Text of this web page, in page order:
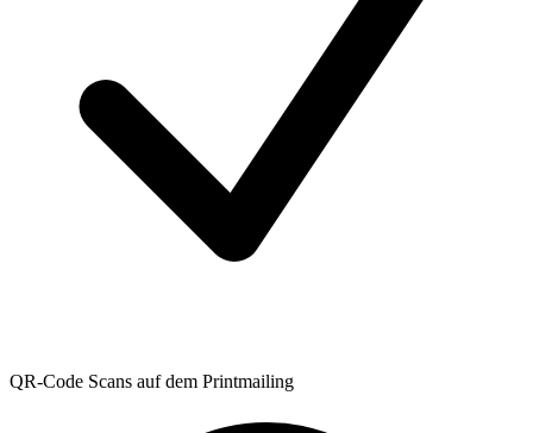
QR-Code Scans auf dem Printmailing